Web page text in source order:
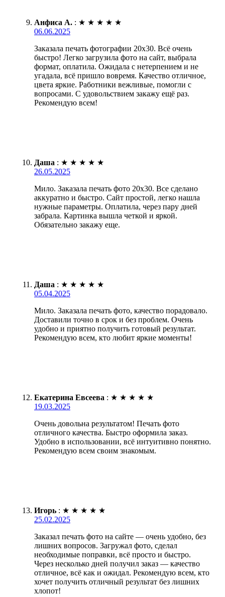
Анфиса А. : ★ ★ ★ ★ ★
06.06.2025
Заказала печать фотографии 20х30. Всё очень
быстро! Легко загрузила фото на сайт, выбрала
формат, оплатила. Ожидала с нетерпением и не
угадала, всё пришло вовремя. Качество отличное,
цвета яркие. Работники вежливые, помогли с
вопросами. С удовольствием закажу ещё раз.
Рекомендую всем!
Даша : ★ ★ ★ ★ ★
26.05.2025
Мило. Заказала печать фото 20х30. Все сделано
аккуратно и быстро. Сайт простой, легко нашла
нужные параметры. Оплатила, через пару дней
забрала. Картинка вышла четкой и яркой.
Обязательно закажу еще.
Даша : ★ ★ ★ ★ ★
05.04.2025
Мило. Заказала печать фото, качество порадовало.
Доставили точно в срок и без проблем. Очень
удобно и приятно получить готовый результат.
Рекомендую всем, кто любит яркие моменты!
Екатерина Евсеева : ★ ★ ★ ★ ★
19.03.2025
Очень довольна результатом! Печать фото
отличного качества. Быстро оформила заказ.
Удобно в использовании, всё интуитивно понятно.
Рекомендую всем своим знакомым.
Игорь : ★ ★ ★ ★ ★
25.02.2025
Заказал печать фото на сайте — очень удобно, без
лишних вопросов. Загружал фото, сделал
необходимые поправки, всё просто и быстро.
Через несколько дней получил заказ — качество
отличное, всё как и ожидал. Рекомендую всем, кто
хочет получить отличный результат без лишних
хлопот!